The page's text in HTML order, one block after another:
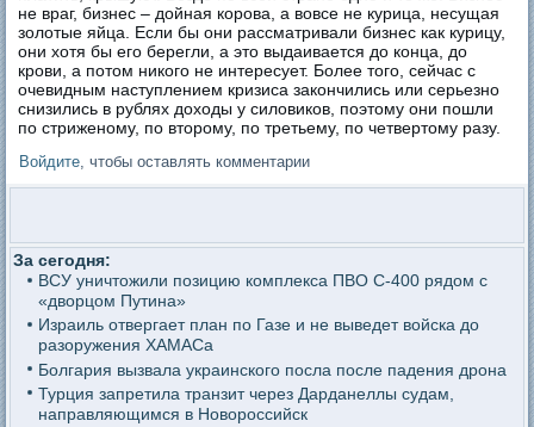
не враг, бизнес – дойная корова, а вовсе не курица, несущая
золотые яйца. Если бы они рассматривали бизнес как курицу,
они хотя бы его берегли, а это выдаивается до конца, до
крови, а потом никого не интересует. Более того, сейчас с
очевидным наступлением кризиса закончились или серьезно
снизились в рублях доходы у силовиков, поэтому они пошли
по стриженому, по второму, по третьему, по четвертому разу.
Войдите, чтобы оставлять комментарии
За сегодня:
ВСУ уничтожили позицию комплекса ПВО С-400 рядом с
«дворцом Путина»
Израиль отвергает план по Газе и не выведет войска до
разоружения ХАМАСа
Болгария вызвала украинского посла после падения дрона
Турция запретила транзит через Дарданеллы судам,
направляющимся в Новороссийск